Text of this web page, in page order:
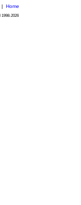
| Home
1998-2026